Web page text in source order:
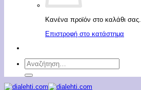
Κανένα προϊόν στο καλάθι σας.
Επιστροφή στο κατάστημα
Αναζήτηση
για: